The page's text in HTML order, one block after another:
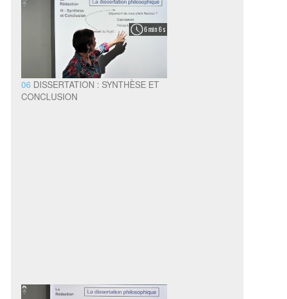
6 min 6 s
06 DISSERTATION : SYNTHÈSE ET
CONCLUSION